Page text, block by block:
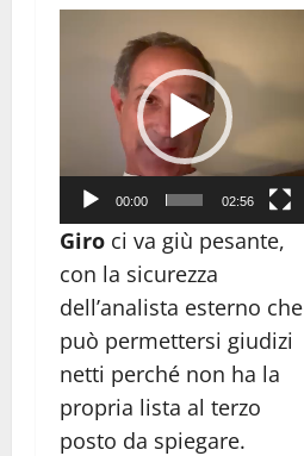
Player
00:00 02:56
Giro ci va giù pesante,
con la sicurezza
dell’analista esterno che
può permettersi giudizi
netti perché non ha la
propria lista al terzo
posto da spiegare.